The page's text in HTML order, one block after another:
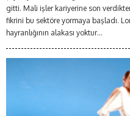
gitti. Mali işler kariyerine son
fikrini bu sektöre yormaya başladı.
hayranlığının alakası yoktur…